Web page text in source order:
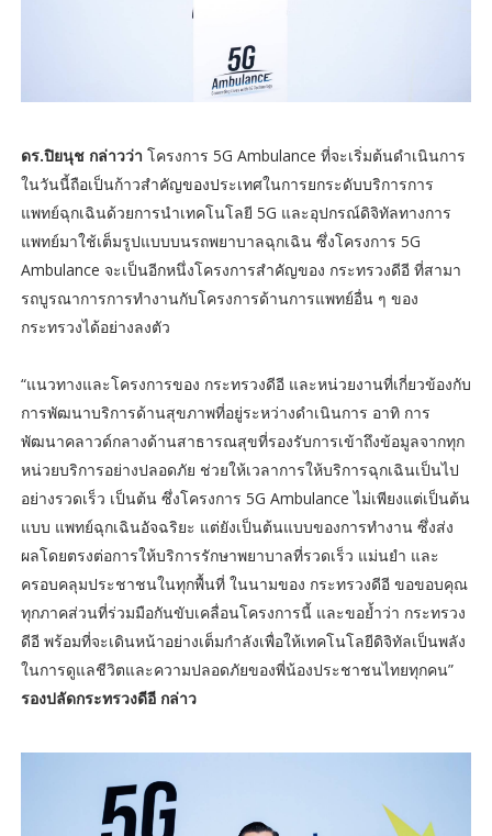
ดร.ปิยนุช กล่าวว่า โครงการ 5G Ambulance ที่จะเริ่มต้นดำเนินการ
ในวันนี้ถือเป็นก้าวสำคัญของประเทศในการยกระดับบริการการ
แพทย์ฉุกเฉินด้วยการนำเทคโนโลยี 5G และอุปกรณ์ดิจิทัลทางการ
แพทย์มาใช้เต็มรูปแบบบนรถพยาบาลฉุกเฉิน ซึ่งโครงการ 5G
Ambulance จะเป็นอีกหนึ่งโครงการสำคัญของ กระทรวงดีอี ที่สามา
รถบูรณาการการทำงานกับโครงการด้านการแพทย์อื่น ๆ ของ
กระทรวงได้อย่างลงตัว
“แนวทางและโครงการของ กระทรวงดีอี และหน่วยงานที่เกี่ยวข้องกับ
การพัฒนาบริการด้านสุขภาพที่อยู่ระหว่างดำเนินการ อาทิ การ
พัฒนาคลาวด์กลางด้านสาธารณสุขที่รองรับการเข้าถึงข้อมูลจากทุก
หน่วยบริการอย่างปลอดภัย ช่วยให้เวลาการให้บริการฉุกเฉินเป็นไป
อย่างรวดเร็ว เป็นต้น ซึ่งโครงการ 5G Ambulance ไม่เพียงแต่เป็นต้น
แบบ แพทย์ฉุกเฉินอัจฉริยะ แต่ยังเป็นต้นแบบของการทำงาน ซึ่งส่ง
ผลโดยตรงต่อการให้บริการรักษาพยาบาลที่รวดเร็ว แม่นยำ และ
ครอบคลุมประชาชนในทุกพื้นที่ ในนามของ กระทรวงดีอี ขอขอบคุณ
ทุกภาคส่วนที่ร่วมมือกันขับเคลื่อนโครงการนี้ และขอย้ำว่า กระทรวง
ดีอี พร้อมที่จะเดินหน้าอย่างเต็มกำลังเพื่อให้เทคโนโลยีดิจิทัลเป็นพลัง
ในการดูแลชีวิตและความปลอดภัยของพี่น้องประชาชนไทยทุกคน”
รองปลัดกระทรวงดีอี กล่าว